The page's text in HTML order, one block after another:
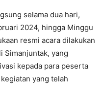
selama dua hari,
2024, hingga Minggu
resmi acara dilakukan
Simanjuntak, yang
kepada para peserta
yang telah